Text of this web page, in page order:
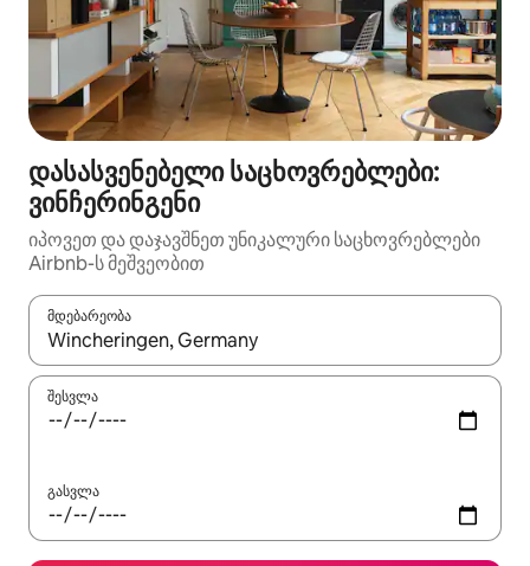
დასასვენებელი საცხოვრებლები:
ვინჩერინგენი
იპოვეთ და დაჯავშნეთ უნიკალური საცხოვრებლები
Airbnb-ს მეშვეობით
მდებარეობა
როცა შედეგები ხელმისაწვდომი გახდება, ნავიგაციისთვის
შესვლა
გასვლა